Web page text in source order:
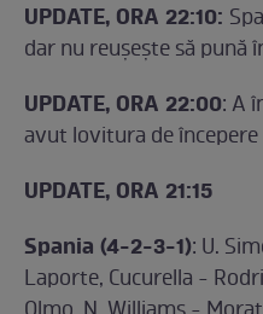
UPDATE, ORA 22:10:
dar nu reușește să pună
UPDATE, ORA 22:00: A
avut lovitura de începere
UPDATE, ORA 21:15
Spania (4-2-3-1): U.
Laporte, Cucurella -